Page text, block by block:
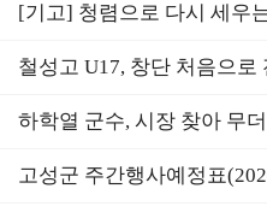
[기고] 청렴으로 다시 세우
철성고 U17, 창단 처음으로
하학열 군수, 시장 찾아 무
고성군 주간행사예정표